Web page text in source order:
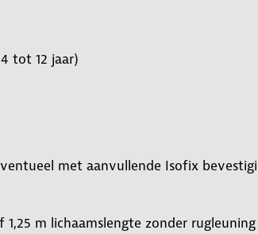
tot 12 jaar)
met aanvullende Isofix
m lichaamslengte zonder rugleuning